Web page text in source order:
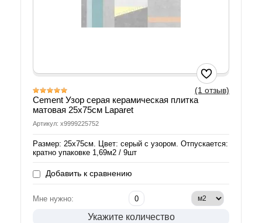
(1 отзыв)
Cement Узор серая керамическая плитка
матовая 25х75см Laparet
Артикул: х9999225752
Размер: 25х75см. Цвет: серый с узором. Отпускается:
кратно упаковке 1,69м2 / 9шт
Добавить к сравнению
Мне нужно:
Укажите количество